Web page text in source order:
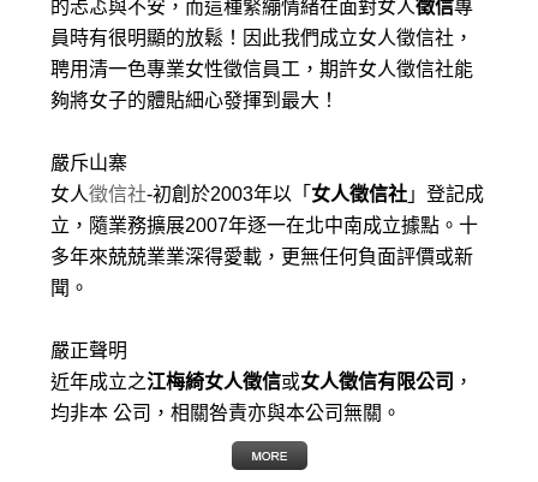
的忐忑與不安，而這種緊繃情緒在面對女人徵信專
員時有很明顯的放鬆！因此我們成立女人徵信社，
聘用清一色專業女性徵信員工，期許女人徵信社能
夠將女子的體貼細心發揮到最大 ！
嚴斥山寨
女人徵信社-初創於2003年以「 女人徵信社 」登記成
立，隨業務擴展2007年逐一在北中南成立據點。十
多年來兢兢業業深得愛載，更無任何負面評價或新
聞。
嚴正聲明
近年成立之江梅綺女人徵信或女人徵信有限公司 ，
均非本 公司，相關咎責亦與本公司無關。